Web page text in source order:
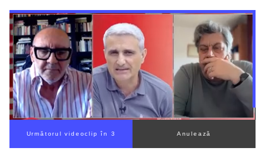
Următorul videoclip în 2 Anulează